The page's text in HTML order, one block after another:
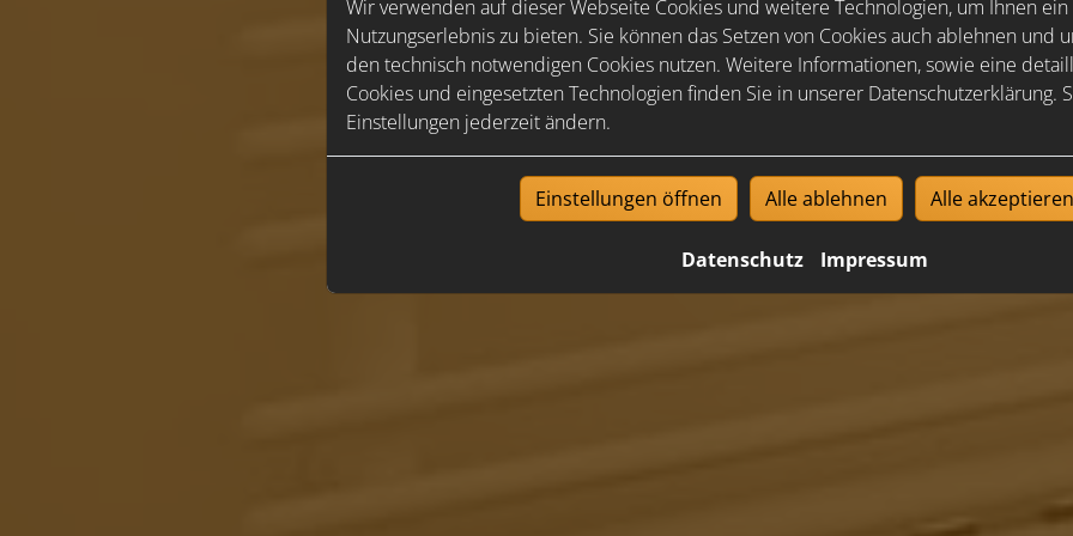
Wir verwenden auf dieser Webseite Cookies und weitere Technologien, um Ihnen
Nutzungserlebnis zu bieten. Sie können das Setzen von Cookies auch ablehnen und
den technisch notwendigen Cookies nutzen. Weitere Informationen, sowie eine
Cookies und eingesetzten Technologien finden Sie in unserer Datenschutzerklärung.
Einstellungen jederzeit ändern.
Einstellungen öffnen Alle ablehnen Alle akzeptieren
Datenschutz Impressum